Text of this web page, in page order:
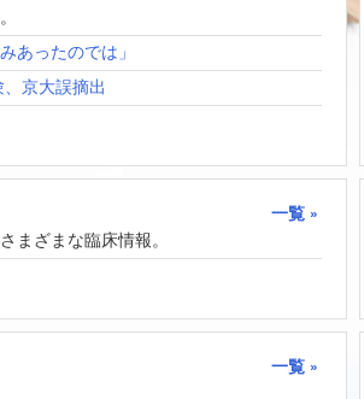
あったのでは」
京大誤摘出
一覧
まざまな臨床情報。
一覧